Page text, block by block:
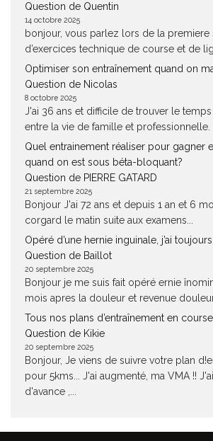
Question de Quentin
14 octobre 2025
bonjour, vous parlez lors de la premiere
d’exercices technique de course et de
Optimiser son entraînement quand on
Question de Nicolas
8 octobre 2025
J'ai 36 ans et difficile de trouver le
entre la vie de famille et professionnelle.
Quel entrainement réaliser pour gagner
quand on est sous béta-bloquant?
Question de PIERRE GATARD
21 septembre 2025
Bonjour J'ai 72 ans et depuis 1 an et 6
corgard le matin suite aux examens...
Opéré d’une hernie inguinale, j’ai
Question de Baillot
20 septembre 2025
Bonjour je me suis fait opéré ernie
mois apres la douleur et revenue douleur
Tous nos plans d’entraînement en
Question de Kikie
20 septembre 2025
Bonjour, Je viens de suivre votre plan
pour 5kms... J'ai augmenté, ma VMA !!
d'avance ,...